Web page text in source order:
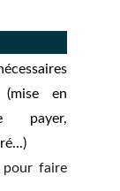
en
payer,
pour faire